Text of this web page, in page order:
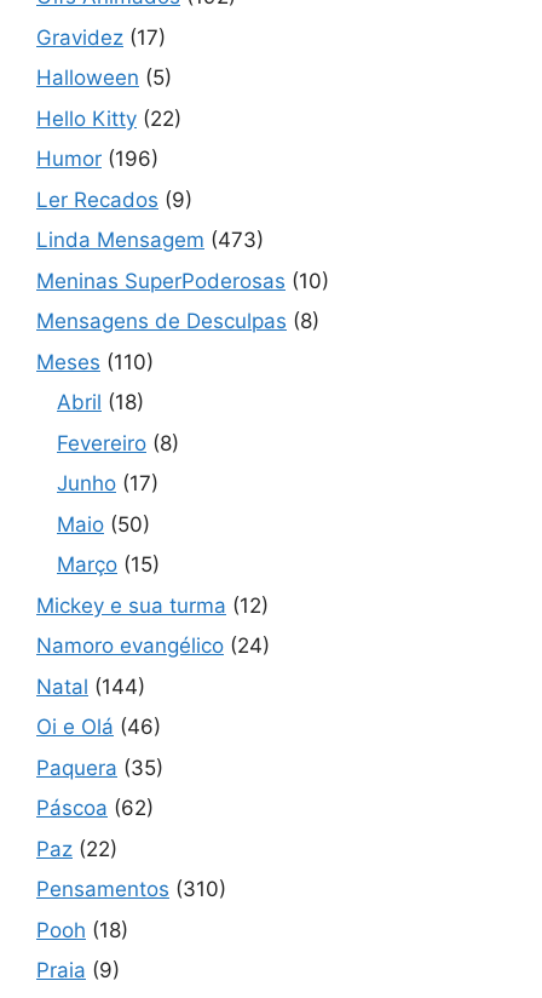
Gravidez (17)
Halloween (5)
Hello Kitty (22)
Humor (196)
Ler Recados (9)
Linda Mensagem (473)
Meninas SuperPoderosas (10)
Mensagens de Desculpas (8)
Meses (110)
Abril (18)
Fevereiro (8)
Junho (17)
Maio (50)
Março (15)
Mickey e sua turma (12)
Namoro evangélico (24)
Natal (144)
Oi e Olá (46)
Paquera (35)
Páscoa (62)
Paz (22)
Pensamentos (310)
Pooh (18)
Praia (9)